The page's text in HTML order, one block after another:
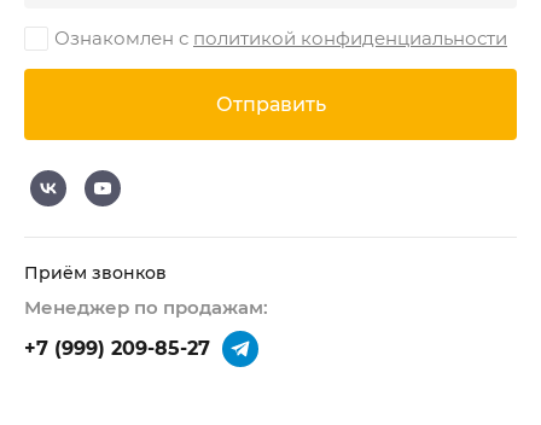
Отправить
Ознакомлен с политикой конфиденциальности
Приём звонков
Менеджер по продажам:
+7 (999) 209-85-27